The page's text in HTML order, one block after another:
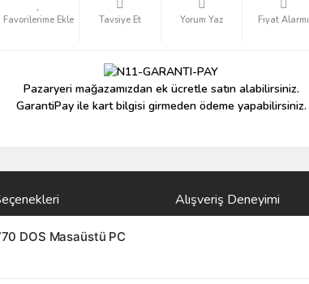
Tavsiye Et Yorum Yaz Fiyat Alarmı
Pazaryeri mağazamızdan ek ücretle satın alabilirsiniz.
GarantiPay ile kart bilgisi girmeden ödeme yapabilirsiniz.
Alışveriş Deneyimi
DOS Masaüstü PC